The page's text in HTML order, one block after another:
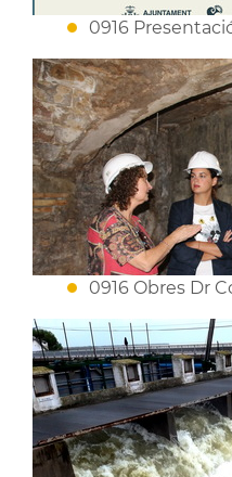
0916
0916 Obres Dr